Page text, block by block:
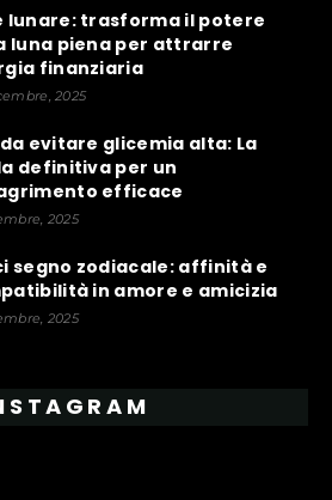
lunare: trasforma il potere
luna piena per attrarre
finanziaria
2025
evitare glicemia alta: La
definitiva per un
efficace
2025
segno zodiacale: affinità e
in amore e amicizia
2025